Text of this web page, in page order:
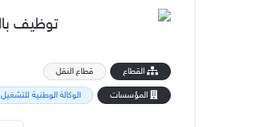
القطاع
قطاع النقل
المؤسسات
الوكالة الوطنية للتشغيل